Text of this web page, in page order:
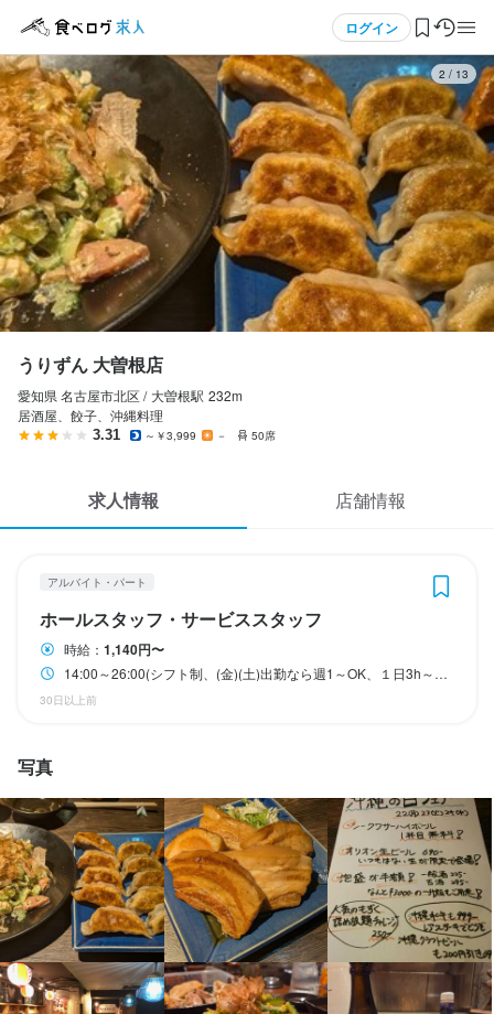
ログイン
ログイン・無料会員登録
食べログ求人TOP
求人検索
マイページ管理
気になる求人
検索履歴・保存した条件
応募履歴
ヘルプ・お問い合わせフォーム
掲載をご検討の店舗様へ
利用規約
企業情報
3 / 13
うりずん 大曽根店
愛知県 名古屋市北区 / 大曽根駅 232m
居酒屋、餃子、沖縄料理
3.31 ～￥3,999 － 50席
求人情報 店舗情報
アルバイト・パート
ホールスタッフ・サービススタッフ
時給： 1,140円〜
14:00～26:00(シフト制、(金)(土)出勤なら週1～OK、１日3h～OK)
30日以上前
写真
アルバイト・パート うりずん 大曽根店
ホールスタッフ・サービススタッフ
ホールスタッフ・サービススタッフ
時給1,140円〜
昇給あり 交通費支給 インセンティブあり 扶養内勤務OK
給与補足
勤務時間
休日・休暇
１ヶ月のシフト制
契約期間の定めなし、長期で働ける方優遇致します。
社会保険完備
店内禁煙店
まかない・食事補助あり 社会保険完備 制服貸与 ピアスOK
特徴
学歴不問 未経験者歓迎 フリーター歓迎 大学生歓迎
高校生歓迎
主婦・主夫歓迎
駅チカ(徒歩5分以内) スタッフの平均年齢20代
応募画面へ進む